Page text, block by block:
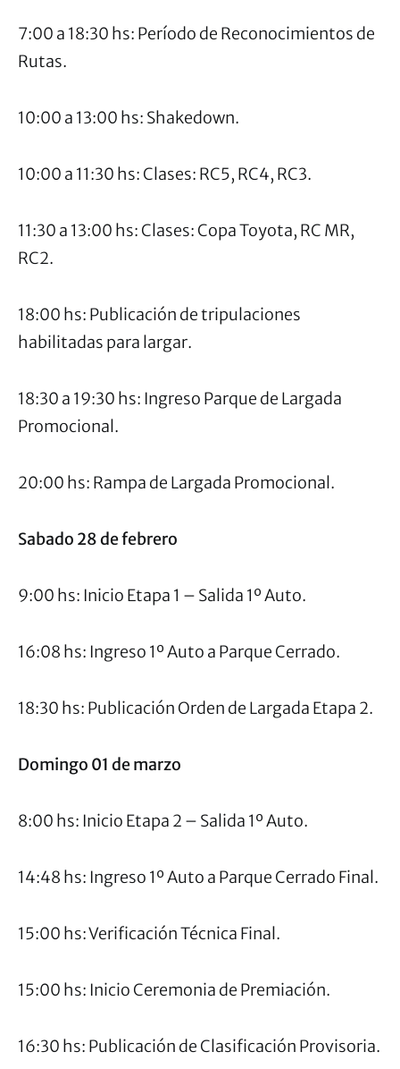
7:00 a 18:30 hs: Período de Reconocimientos de
Rutas.
10:00 a 13:00 hs: Shakedown.
10:00 a 11:30 hs: Clases: RC5, RC4, RC3.
11:30 a 13:00 hs: Clases: Copa Toyota, RC MR,
RC2.
18:00 hs: Publicación de tripulaciones
habilitadas para largar.
18:30 a 19:30 hs: Ingreso Parque de Largada
Promocional.
20:00 hs: Rampa de Largada Promocional.
Sabado 28 de febrero
9:00 hs: Inicio Etapa 1 – Salida 1º Auto.
16:08 hs: Ingreso 1º Auto a Parque Cerrado.
18:30 hs: Publicación Orden de Largada Etapa 2.
Domingo 01 de marzo
8:00 hs: Inicio Etapa 2 – Salida 1º Auto.
14:48 hs: Ingreso 1º Auto a Parque Cerrado Final.
15:00 hs: Verificación Técnica Final.
15:00 hs: Inicio Ceremonia de Premiación.
16:30 hs: Publicación de Clasificación Provisoria.